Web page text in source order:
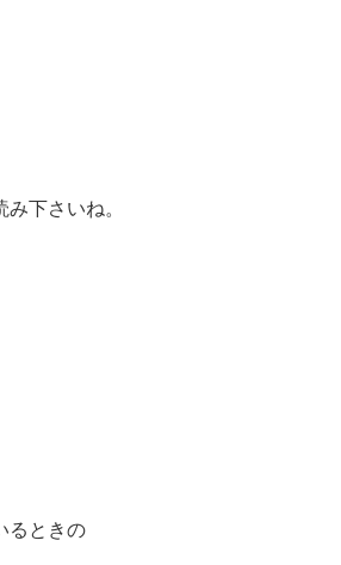
下さいね。
るときの